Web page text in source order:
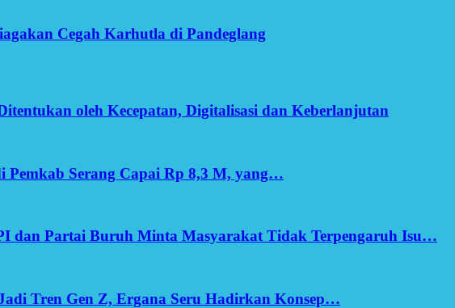
Cegah Karhutla di Pandeglang
oleh Kecepatan, Digitalisasi dan Keberlanjutan
Pemkab Serang Capai Rp 8,3 M, yang…
dan Partai Buruh Minta Masyarakat Tidak Terpengaruh Isu…
Tren Gen Z, Ergana Seru Hadirkan Konsep…